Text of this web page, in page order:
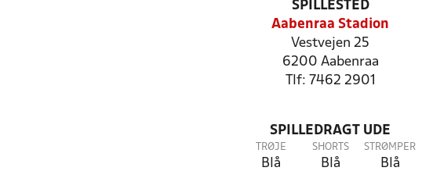
SPILLESTED
Aabenraa Stadion
Vestvejen 25
6200 Aabenraa
Tlf: 7462 2901
SPILLEDRAGT UDE
TRØJE
Blå
SHORTS
Blå
STRØMPER
Blå